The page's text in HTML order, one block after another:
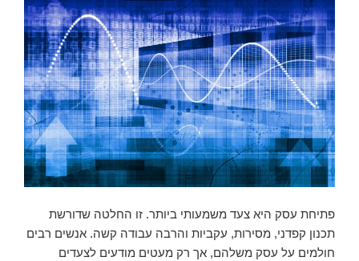
פתיחת עסק היא צעד משמעותי ביותר. זו החלטה שדורשת
תכנון קפדני, מסירות, עקביות והרבה עבודה קשה. אנשים רבים
חולמים על עסק משלהם, אך רק מעטים מודעים לצעדים